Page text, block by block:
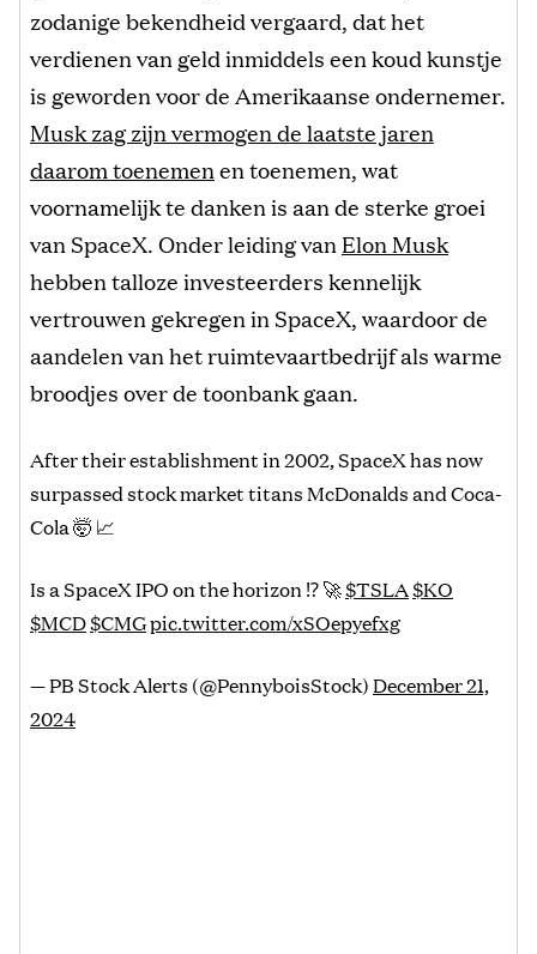
zodanige bekendheid vergaard, dat het
verdienen van geld inmiddels een koud kunstje
is geworden voor de Amerikaanse ondernemer.
Musk zag zijn vermogen de laatste jaren
daarom toenemenen toenemen, wat
voornamelijk te danken is aan de sterke groei
van SpaceX. Onder leiding van Elon Musk
hebben talloze investeerders kennelijk
vertrouwen gekregen in SpaceX, waardoor de
aandelen van het ruimtevaartbedrijf als warme
broodjes over de toonbank gaan.
After their establishment in 2002, SpaceX has now
surpassed stock market titans McDonalds and Coca-
Cola 🤯 📈
Is a SpaceX IPO on the horizon ⁉️ 🚀$TSLA$KO
$MCD$CMGpic.twitter.com/xSOepyefxg
— PB Stock Alerts (@PennyboisStock)December 21,
2024